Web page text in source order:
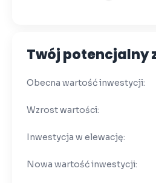
Twój potencjalny
Obecna wartość inwestycji:
Wzrost wartości:
Inwestycja w elewację:
Nowa wartość inwestycji: